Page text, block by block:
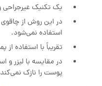
یک تکنیک غیرجراحی
در این روش از
استفاده نمی­‌شود.
تقریباً با استفاده
در مقایسه با لیزر و
پوست را نازک